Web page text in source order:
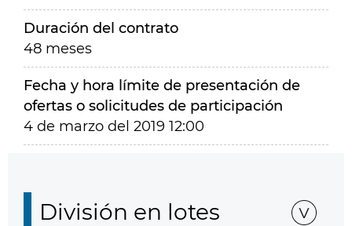
Duración del contrato
48 meses
Fecha y hora límite de presentación de
ofertas o solicitudes de participación
4 de marzo del 2019 12:00
División en lotes